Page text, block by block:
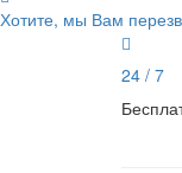
Хотите, мы Вам
24 / 7